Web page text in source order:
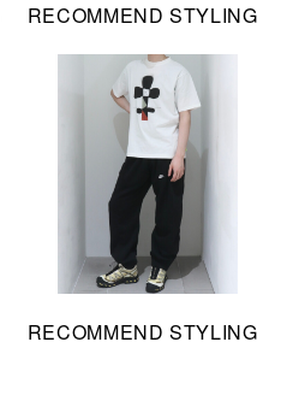
RECOMMEND STYLING
RECOMMEND STYLING